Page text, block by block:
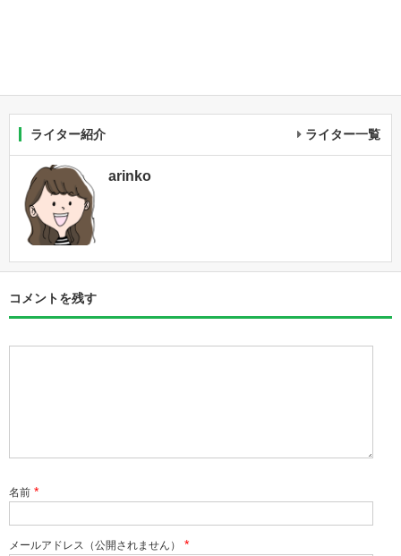
ライター紹介 ライター一覧
arinko
コメントを残す
名前 *
メールアドレス（公開されません） *